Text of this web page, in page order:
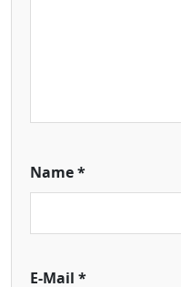
Name*
E-Mail *